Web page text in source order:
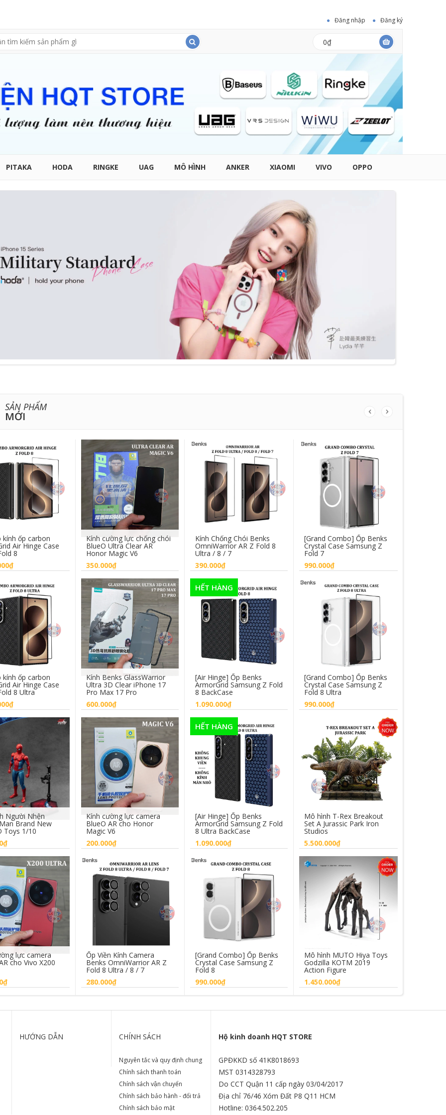
Đăng nhập Đăng ký
0₫
PITAKA HODA RINGKE UAG MÔ HÌNH ANKER XIAOMI VIVO OPPO
SẢN PHẨM
MỚI
kính ốp carbon
Air Hinge Case
8
Chọn sản phẩm
kính ốp carbon
Air Hinge Case
8 Ultra
Người Nhện
Brand New
Toys 1/10
hàng
lực camera
cho Vivo X200
hàng
Kính cường lực chống chói
BlueO Ultra Clear AR
Honor Magic V6
350.000₫
Mua hàng
Kính Benks GlassWarrior
Ultra 3D Clear iPhone 17
Pro Max 17 Pro
600.000₫
Chọn sản phẩm
Kính cường lực camera
BlueO AR cho Honor
Magic V6
200.000₫
Mua hàng
Ốp Viền Kính Camera
Benks OmniWarrior AR Z
Fold 8 Ultra / 8 / 7
280.000₫
Chọn sản phẩm
Kính Chống Chói Benks
OmniWarrior AR Z Fold 8
Ultra / 8 / 7
390.000₫
Chọn sản phẩm
HẾT HÀNG
[Air Hinge] Ốp Benks
ArmorGrid Samsung Z Fold
8 BackCase
1.090.000₫
Hết hàng
HẾT HÀNG
[Air Hinge] Ốp Benks
ArmorGrid Samsung Z Fold
8 Ultra BackCase
1.090.000₫
Hết hàng
[Grand Combo] Ốp Benks
Crystal Case Samsung Z
Fold 8
990.000₫
Mua hàng
[Grand Combo] Ốp Benks
Crystal Case Samsung Z
Fold 7
990.000₫
Mua hàng
[Grand Combo] Ốp Benks
Crystal Case Samsung Z
Fold 8 Ultra
990.000₫
Mua hàng
Mô hình T-Rex Breakout
Set A Jurassic Park Iron
Studios
5.500.000₫
Mua hàng
Mô hình MUTO Hiya Toys
Godzilla KOTM 2019
Action Figure
1.450.000₫
Mua hàng
HƯỚNG DẪN CHÍNH SÁCH
Nguyên tắc và quy định chung
Chính sách thanh toán
Chính sách vận chuyển
Chính sách bảo hành - đổi trả
Chính sách bảo mật
Hộ kinh doanh HQT STORE
GPĐKKD số 41K8018693
MST 0314328793
Do CCT Quận 11 cấp ngày 03/04/2017
Địa chỉ 76/46 Xóm Đất P8 Q11 HCM
Hotline: 0364.502.205